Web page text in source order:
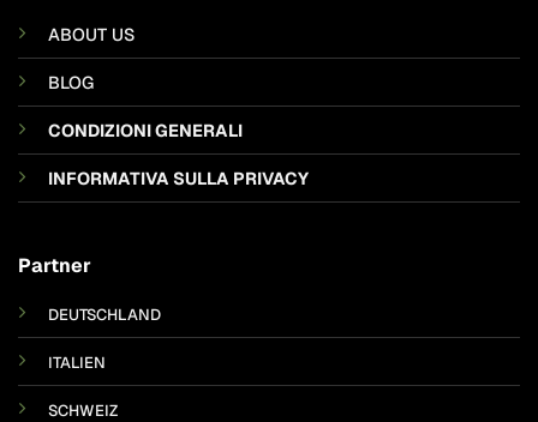
ABOUT US
BLOG
CONDIZIONI GENERALI
INFORMATIVA SULLA PRIVACY
Partner
DEUTSCHLAND
ITALIEN
SCHWEIZ